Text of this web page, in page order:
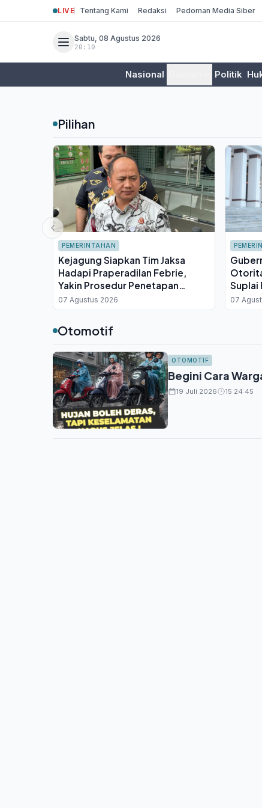
LIVE Tentang Kami Redaksi Pedoman Media Siber
Sabtu, 08 Agustus 2026
20:10
Nasional Politik
Pilihan
PEMERINTAHAN
Kejagung Siapkan Tim Jaksa
Hadapi Praperadilan Febrie,
Yakin Prosedur Penetapan
Tersangka Sah
07 Agustus 2026
Suplai
Fiskal
07
Otomotif
OTOMOTIF
Begini Cara
19 Juli 2026 15:24:45